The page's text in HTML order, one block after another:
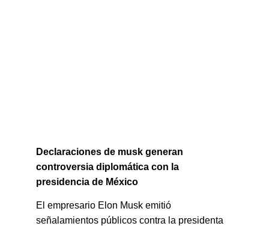
Declaraciones de musk generan
controversia diplomática con la
presidencia de México
El empresario Elon Musk emitió
señalamientos públicos contra la presidenta